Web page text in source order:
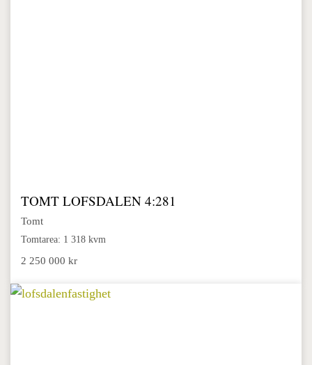
TOMT LOFSDALEN 4:281
Tomt
Tomtarea: 1 318 kvm
2 250 000 kr